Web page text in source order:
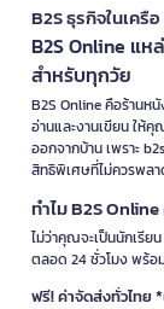
B2S ธุรกิจในเครื
B2S Online แห
สำหรับทุกวัย
B2S Online คือร้านห
อ่านและงานเขียน ให้
ออกจากบ้าน เพราะ
สิทธิพิเศษที่ไม่ควรพลา
ทำไม B2S
ไม่ว่าคุณจะเป็นนักเรี
ตลอด 24 ชั่วโมง พร้อ
ฟรี! ค่าจัดส่งทั่วไทย